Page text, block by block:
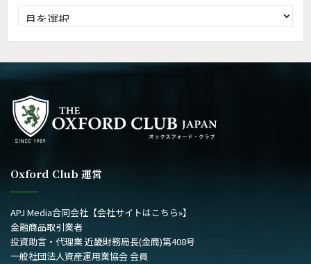
去
の
Oxford Club 運営
APJ Media合同会社 【会社サイトはこちら»】
金融商品取引業者
投資助言・代理業 近畿財務局長(金商)第408号
一般社団法人資産運用業協会 会員